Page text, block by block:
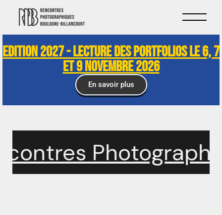
Edition 2027 - Lecture des portfolios le 6, 7
et 9 novembre 2026
En savoir plus